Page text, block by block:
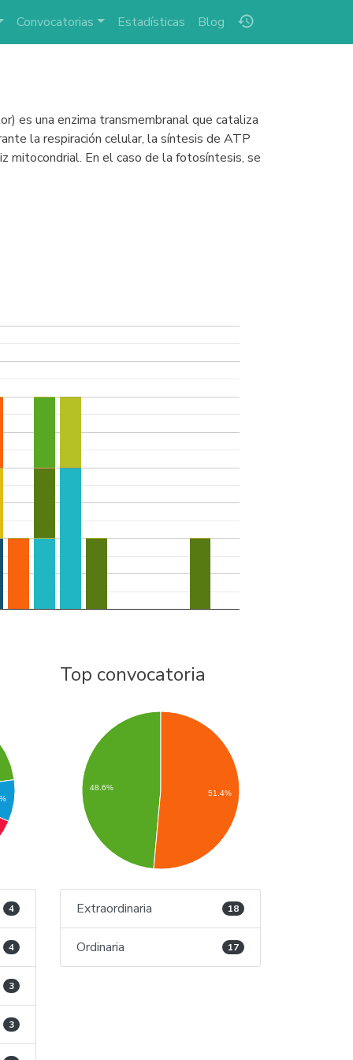
history
Convocatorias Estadísticas Blog
es una enzima transmembranal que cataliza
la respiración celular, la síntesis de ATP
mitocondrial. En el caso de la fotosíntesis, se
4
4
3
3
Top convocatoria
48.6%
51.4%
Extraordinaria 18
Ordinaria 17